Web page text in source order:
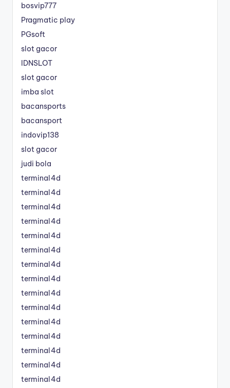
bosvip777
Pragmatic play
PGsoft
slot gacor
IDNSLOT
slot gacor
imba slot
bacansports
bacansport
indovip138
slot gacor
judi bola
terminal4d
terminal4d
terminal4d
terminal4d
terminal4d
terminal4d
terminal4d
terminal4d
terminal4d
terminal4d
terminal4d
terminal4d
terminal4d
terminal4d
terminal4d